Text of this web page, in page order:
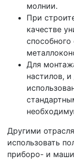
молнии.
При
качестве
Для
настилов,
Другими
использовать
приборо- и